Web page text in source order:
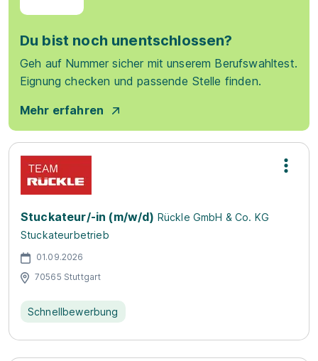
Du bist noch unentschlossen?
Geh auf Nummer sicher mit unserem Berufswahltest.
Eignung checken und passende Stelle finden.
Mehr erfahren
Stuckateur/-in (m/w/d) Rückle GmbH & Co. KG
Stuckateurbetrieb
01.09.2026
70565 Stuttgart
Schnellbewerbung